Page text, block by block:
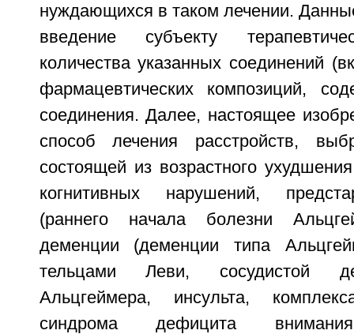
нуждающихся в таком лечении.
введение субъекту
количества указанных соединений
фармацевтических композиций,
соединения. Далее, настоящее
способ лечения расстройств,
состоящей из возрастного
когнитивных нарушений,
(раннего начала болезни
деменции (деменции типа
тельцами Леви, сосудистой
Альцгеймера, инсульта,
синдрома дефицита внимания,